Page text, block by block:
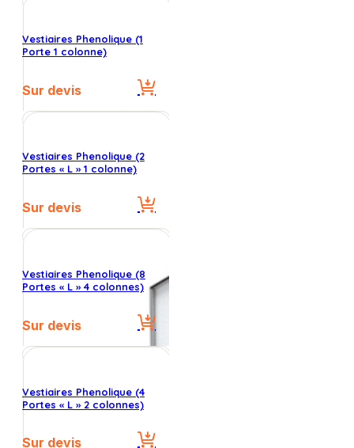
Vestiaires Phenolique (1
Porte 1 colonne)
Sur devis
Vestiaires Phenolique (2
Portes « L » 1 colonne)
Sur devis
Vestiaires Phenolique (8
Portes « L » 4 colonnes)
Sur devis
Vestiaires Phenolique (4
Portes « L » 2 colonnes)
Sur devis